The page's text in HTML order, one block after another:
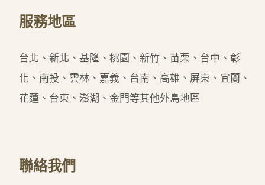
服務地區
台北、新北、基隆、桃園、新竹、苗栗、台中、彰
化、南投、雲林、嘉義、台南、高雄、屏東、宜蘭、
花蓮、台東、澎湖、金門等其他外島地區
聯絡我們